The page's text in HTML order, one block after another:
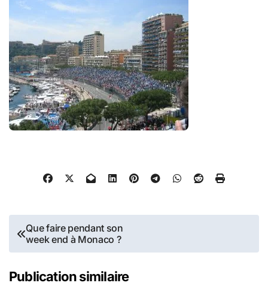
Navigation
l’article
Que faire pendant son
week end à Monaco ?
Publication similaire